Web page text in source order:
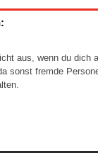
aus, wenn du dich
sonst fremde